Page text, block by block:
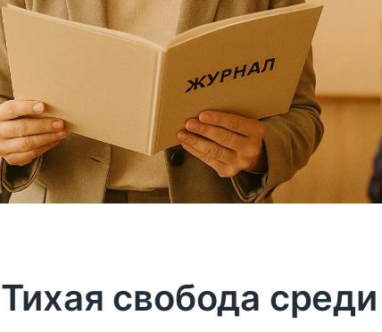
Тихая свобода